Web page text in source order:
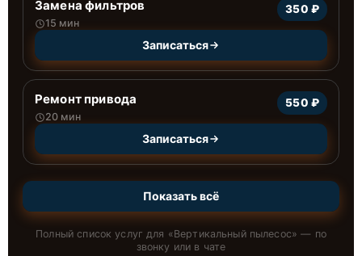
Замена фильтров
15 мин
350 ₽
Записаться
Ремонт привода
20 мин
550 ₽
Записаться
Показать всё
Полный список услуг для «Вертикальный пылесос» — по
звонку или в чате